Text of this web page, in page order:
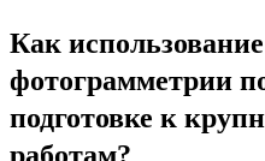
Как
фотограмметрии
подготовке к
работам?